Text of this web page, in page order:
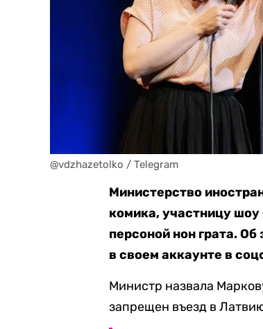
@vdzhazetolko / Telegram
Министерство
комика, участницу
персоной нон грата.
в своем аккаунте в
Министр назвала
запрещен въезд в